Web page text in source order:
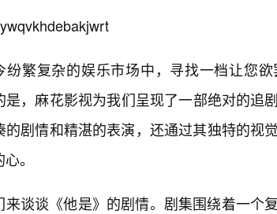
纷繁复杂的娱乐市场中，寻找一档让您
是，麻花影视为我们呈现了一部绝对的
的剧情和精湛的表演，还通过其独特的视
。
来谈谈《他是》的剧情。剧集围绕着一个